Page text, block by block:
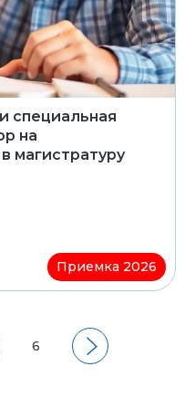
специальная
на
магистратуру
Приемка 2026
6